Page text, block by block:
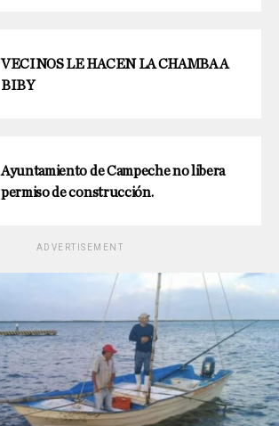
VECINOS LE HACEN LA CHAMBA A
BIBY
Ayuntamiento de Campeche no libera
permiso de construcción.
ADVERTISEMENT